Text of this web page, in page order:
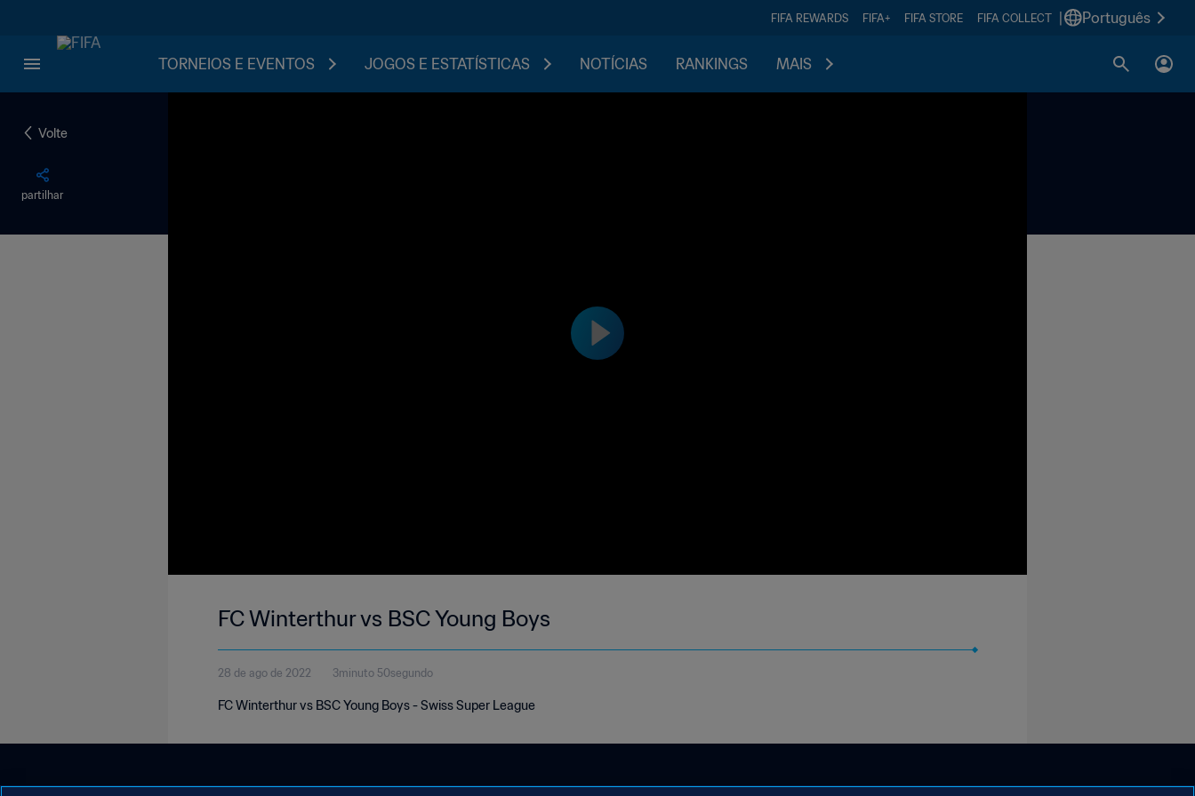
FIFA REWARDS FIFA+ FIFA STORE FIFA COLLECT Português
TORNEIOS E EVENTOS JOGOS E ESTATÍSTICAS NOTÍCIAS RANKINGS MAIS
Volte
partilhar
FC Winterthur vs BSC Young Boys
28 de ago de 2022 3minuto 50segundo
FC Winterthur vs BSC Young Boys - Swiss Super League